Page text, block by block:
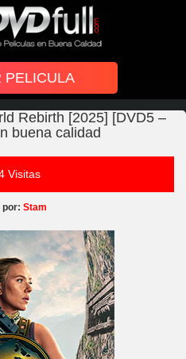
Rebirth [2025] [DVD5 –
buena calidad
Visitas
por: Stam